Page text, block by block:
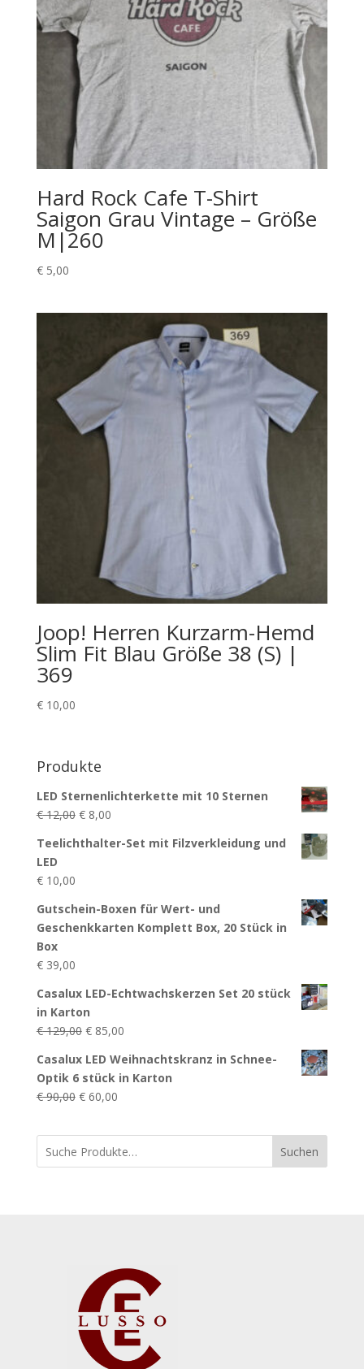
Hard Rock Cafe T-Shirt
Saigon Grau Vintage – Größe
M|260
€5,00
Joop! Herren Kurzarm-Hemd
Slim Fit Blau Größe 38 (S) |
369
€10,00
Produkte
LED Sternenlichterkette mit 10 Sternen
€12,00 Ursprünglicher
war:
€8,00Aktueller
ist:
Teelichthalter-Set mit Filzverkleidung und
LED
€10,00
Gutschein-Boxen für Wert- und
Geschenkkarten Komplett Box, 20 Stück in
Box
€39,00
Casalux LED-Echtwachskerzen Set 20 stück
in Karton
€129,00 Ursprünglicher
war:
€ 129,00
€85,00Aktueller
ist:
€ 85,00.
Casalux LED Weihnachtskranz in Schnee-
Optik 6 stück in Karton
€90,00 Ursprünglicher
war:
€ 90,00
€60,00Aktueller
ist:
€ 60,00.
Suchen